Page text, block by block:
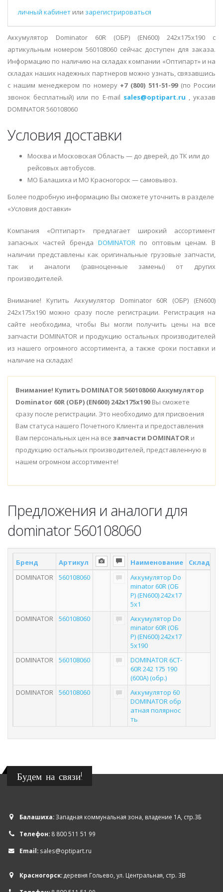
личный кабинет или зарегистрироваться
Аккумулятор Dominator 60R (ОБР) (EN600) 242х175х190 с
артикульным номером 560108060 сейчас доступен для заказа.
Информацию по наличию на складах компании «Оптипарт» и на
складах наших надежных партнеров можно узнать, связавшись
с нашим менеджером по номеру +7 (800) 511-51-99(по России
звонок бесплатный) или по E-mail sales@optipart.ru , указав
DOMINATOR 560108060
Условия доставки
Москва и Московская Область — до дверей, до ТК или до
рейсовых автобусов.
МО Балашиха и МО Красногорск — самовывоз.
Более подробную информацию Вы сможете уточнить в разделе
«Условия доставки»
Компания «Оптипарт» предлагает широкий ассортимент
запасных частей бренда DOMINATORпо оптовым ценам. В
наличии представлены как оригинальные грузовые запчасти,
так и аналоги (равноценные замены) от других
производителей.
Внимание! Купить Аккумулятор Dominator 60R (ОБР) (EN600)
242х175х190 можно сразу после регистрации. Регистрация на
сайте необходима, чтобы Вы могли получить цены на все
запчасти DOMINATOR и продукцию остальных производителей
из нашего огромного ассортимента, а также сроки поставки и
наличие на складах!
Внимание! Купить DOMINATOR 560108060 Аккумулятор
Dominator 60R (ОБР) (EN600) 242х175х190 Вы сможете
сразу после регистрации. Это необходимо для присвоения
Вам статуса нашего Почетного Клиента и предоставления
Вам персональных цен на все запчасти DOMINATOR и
продукцию остальных производителей, представленную в
нашем огромном ассортименте!
Предложения и аналоги для
dominator 560108060
Бренд Артикул Наименование Склад *
DOMINATOR
560108060
Аккумулятор Do
minator 60R (ОБ
Р) (EN600) 242х17
5х1
DOMINATOR
560108060
Аккумулятор Do
minator 60R (ОБ
Р) (EN600) 242х17
5х190
DOMINATOR
560108060
DOMINATOR 6СТ-
60R 242 175 190
(600А) (обр.)
DOMINATOR
560108060
Аккумулятор 60
DOMINATOR обр
атная полярнос
ть
Будем на связи!
Балашиха:Западная коммунальная зона, владение 1А, стр.3Б
Телефон: 8 800 511 51 99
Email: sales@optipart.ru
Красногорск:деревня Гольево, ул. Центральная, стр. 3В